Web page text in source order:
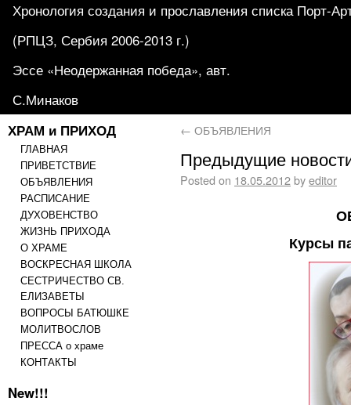
Хронология создания и прославления списка Порт-
(РПЦЗ, Сербия 2006-2013 г.)
Эссе «Неодержанная победа», авт.
С.Минаков
ХРАМ и ПРИХОД
ГЛАВНАЯ
ПРИВЕТСТВИЕ
ОБЪЯВЛЕНИЯ
РАСПИСАНИЕ
ДУХОВЕНСТВО
ЖИЗНЬ ПРИХОДА
О ХРАМЕ
ВОСКРЕСНАЯ ШКОЛА
СЕСТРИЧЕСТВО СВ.
ЕЛИЗАВЕТЫ
ВОПРОСЫ БАТЮШКЕ
МОЛИТВОСЛОВ
ПРЕССА о храме
КОНТАКТЫ
New!!!
← ОБЪЯВЛЕНИЯ
Предыдущие
Posted on 18.05.2012byeditor
Курсы